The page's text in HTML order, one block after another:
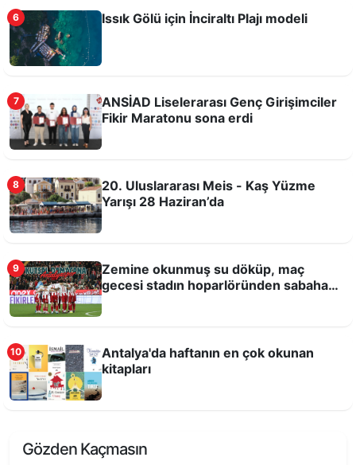
Bilim, teknoloji ve üretim Antalya Tarım
Teknokenti'nde buluşacak
Antalya Dijital Gençlik Merkezi DİGEM açıldı
6 Issık Gölü için İnciraltı Plajı modeli
7
ANSİAD Liselerarası Genç Girişimciler
Fikir Maratonu sona erdi
8
20. Uluslararası Meis - Kaş Yüzme
Yarışı 28 Haziran’da
9
Zemine okunmuş su döküp, maç
gecesi stadın hoparlöründen sabaha
10
Antalya'da haftanın en çok okunan
kitapları
Gözden Kaçmasın